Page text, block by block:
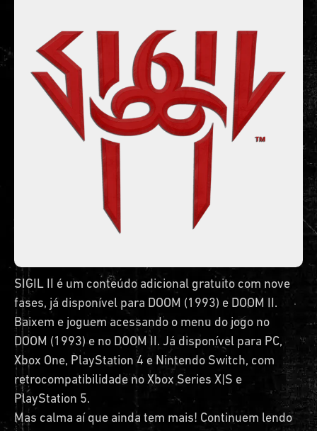
SIGIL II é um conteúdo adicional gratuito com nove
fases, já disponível para DOOM (1993) e DOOM II.
Baixem e joguem acessando o menu do jogo no
DOOM (1993) e no DOOM II. Já disponível para PC,
Xbox One, PlayStation 4 e Nintendo Switch, com
retrocompatibilidade no Xbox Series X|S e
PlayStation 5.
Mas calma aí que ainda tem mais! Continuem lendo